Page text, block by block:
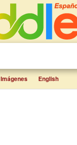
Imágenes English